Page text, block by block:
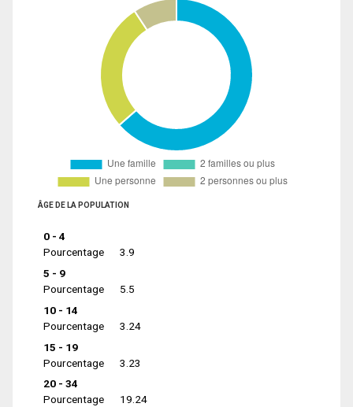
ÂGE DE LA POPULATION
0 - 4
Pourcentage
3.9
5 - 9
Pourcentage
5.5
10 - 14
Pourcentage
3.24
15 - 19
Pourcentage
3.23
20 - 34
Pourcentage
19.24